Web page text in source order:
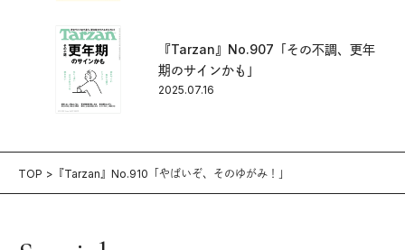
『Tarzan』No.907「その不調、更年
期のサインかも」
2025.07.16
TOP 『Tarzan』No.910「やばいぞ、そのゆがみ！」